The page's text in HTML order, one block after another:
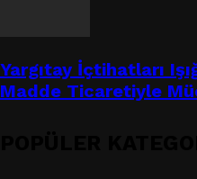
Yargıtay İçtihatları
Madde Ticaretiyle